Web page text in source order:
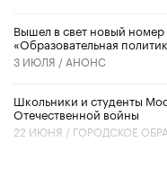
Вышел в свет новый
«Образовательная
3 ИЮЛЯ / АНОНС
Школьники и студенты
Отечественной войны
22 ИЮНЯ / ГОРОДСКОЕ